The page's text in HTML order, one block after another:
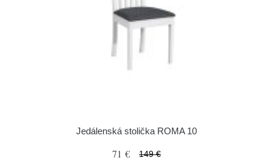
Jedálenská stolička ROMA 10
71 € 149 €